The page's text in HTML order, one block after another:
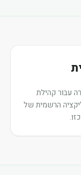
עבור קהילת
הרשמית של